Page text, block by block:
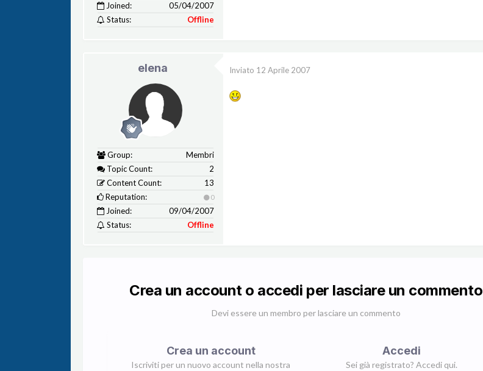
Joined:
05/04/2007
Status:
Offline
elena
Group:
Membri
Topic Count:
2
Content Count:
13
Reputation:
0
Joined:
09/04/2007
Status:
Offline
Inviato 12 Aprile 2007
Crea un account o accedi per lasciare un commento
Devi essere un membro per lasciare un commento
Crea un account
Iscriviti per un nuovo account nella nostra
Accedi
Sei già registrato? Accedi qui.